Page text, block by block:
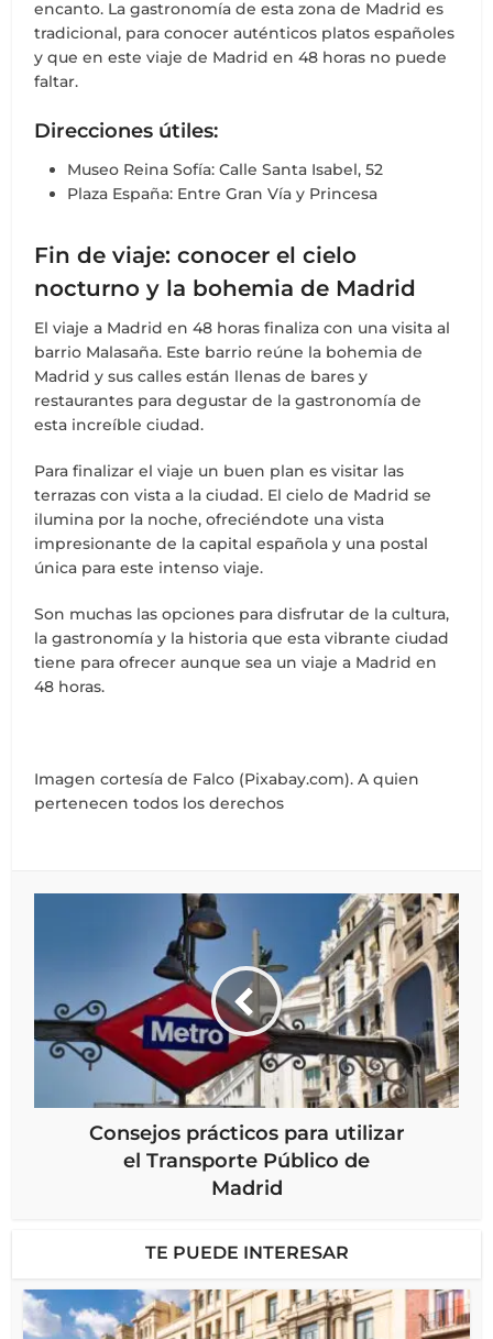
encanto. La gastronomía de esta zona de Madrid es
tradicional, para conocer auténticos platos españoles
y que en este viaje de Madrid en 48 horas no puede
faltar.
Direcciones útiles:
Museo Reina Sofía: Calle Santa Isabel, 52
Plaza España: Entre Gran Vía y Princesa
Fin de viaje: conocer el cielo
nocturno y la bohemia de Madrid
El viaje a Madrid en 48 horas finaliza con una visita al
barrio Malasaña. Este barrio reúne la bohemia de
Madrid y sus calles están llenas de bares y
restaurantes para degustar de la gastronomía de
esta increíble ciudad.
Para finalizar el viaje un buen plan es visitar las
terrazas con vista a la ciudad. El cielo de Madrid se
ilumina por la noche, ofreciéndote una vista
impresionante de la capital española y una postal
única para este intenso viaje.
Son muchas las opciones para disfrutar de la cultura,
la gastronomía y la historia que esta vibrante ciudad
tiene para ofrecer aunque sea un viaje a Madrid en
48 horas.
Imagen cortesía de Falco (Pixabay.com). A quien
pertenecen todos los derechos
Consejos prácticos para utilizar
el Transporte Público de
Madrid
TE PUEDE INTERESAR